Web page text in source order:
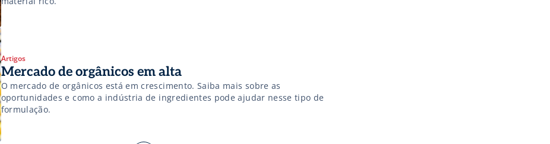
Artigos
Mercado de orgânicos em alta
O mercado de orgânicos está em crescimento. Saiba mais sobre as
oportunidades e como a indústria de ingredientes pode ajudar nesse tipo de
formulação.